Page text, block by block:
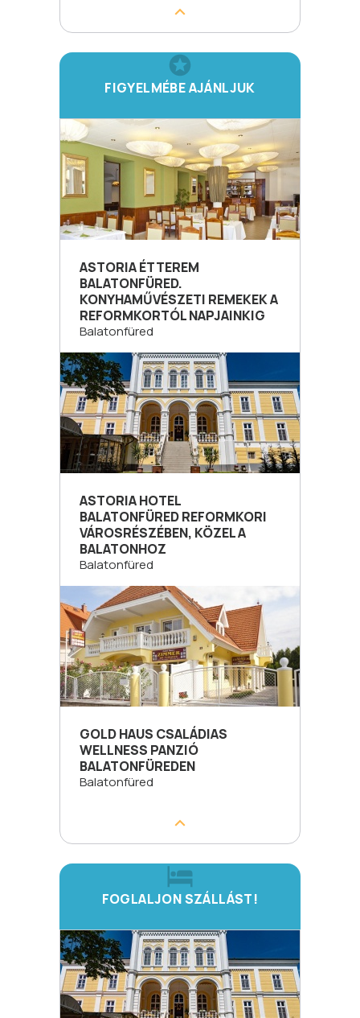
FIGYELMÉBE AJÁNLJUK
ASTORIA ÉTTEREM
BALATONFÜRED.
KONYHAMŰVÉSZETI REMEKEK A
REFORMKORTÓL NAPJAINKIG
Balatonfüred
ASTORIA HOTEL
BALATONFÜRED REFORMKORI
VÁROSRÉSZÉBEN, KÖZEL A
BALATONHOZ
Balatonfüred
GOLD HAUS CSALÁDIAS
WELLNESS PANZIÓ
BALATONFÜREDEN
Balatonfüred
FOGLALJON SZÁLLÁST!